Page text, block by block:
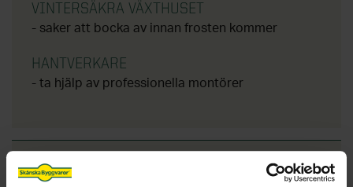
VINTERSÄKRA VÄXTHUSET
- saker att bocka av innan frosten kommer
HANTVERKARE
- ta hjälp av professionella montörer
INSPIRATION